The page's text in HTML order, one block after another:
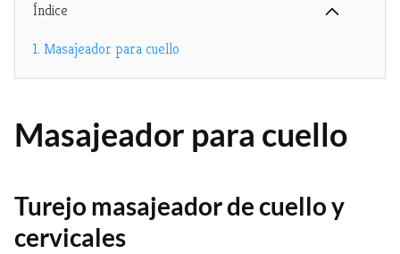
Índice
1. Masajeador para cuello
Masajeador para cuello
Turejo masajeador de cuello y
cervicales